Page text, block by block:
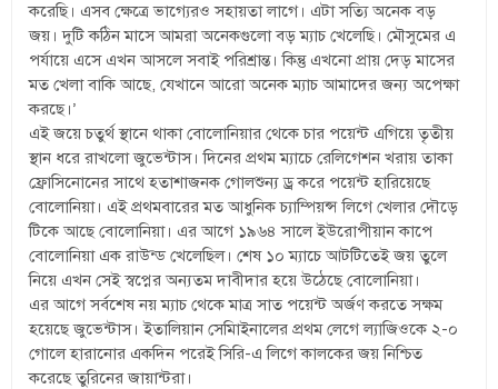
করেছি। এসব ক্ষেত্রে ভাগ্যেরও সহায়তা লাগে। এটা সত্যি অনেক বড়
জয়। দুটি কঠিন মাসে আমরা অনেকগুলো বড় ম্যাচ খেলেছি। মৌসুমের এ
পর্যায়ে এসে এখন আসলে সবাই পরিশ্রান্ত। কিন্তু এখনো প্রায় দেড় মাসের
মত খেলা বাকি আছে, যেখানে আরো অনেক ম্যাচ আমাদের জন্য অপেক্ষা
করছে।’
এই জয়ে চতুর্থ স্থানে থাকা বোলোনিয়ার থেকে চার পয়েন্ট এগিয়ে তৃতীয়
স্থান ধরে রাখলো জুভেন্টাস। দিনের প্রথম ম্যাচে রেলিগেশন খরায় তাকা
ফ্রোসিনোনের সাথে হতাশাজনক গোলশুন্য ড্র করে পয়েন্ট হারিয়েছে
বোলোনিয়া। এই প্রথমবারের মত আধুনিক চ্যাম্পিয়ন্স লিগে খেলার দৌড়ে
টিকে আছে বোলোনিয়া। এর আগে ১৯৬৪ সালে ইউরোপীয়ান কাপে
বোলোনিয়া এক রাউন্ড খেলেছিল। শেষ ১০ ম্যাচে আটটিতেই জয় তুলে
নিয়ে এখন সেই স্বপ্নের অন্যতম দাবীদার হয়ে উঠেছে বোলোনিয়া।
এর আগে সর্বশেষ নয় ম্যাচ থেকে মাত্র সাত পয়েন্ট অর্জণ করতে সক্ষম
হয়েছে জুভেন্টাস। ইতালিয়ান সেমিাইনালের প্রথম লেগে ল্যাজিওকে ২-০
গোলে হারানোর একদিন পরেই সিরি-এ লিগে কালকের জয় নিশ্চিত
করেছে তুরিনের জায়ান্টরা।